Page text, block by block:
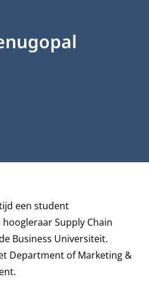
een student
Supply Chain
Business Universiteit.
Department of Marketing &
.